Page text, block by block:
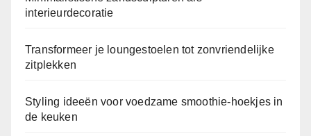
interieurdecoratie
Transformeer je loungestoelen tot zonvriendelijke
zitplekken
Styling ideeën voor voedzame smoothie-hoekjes in
de keuken